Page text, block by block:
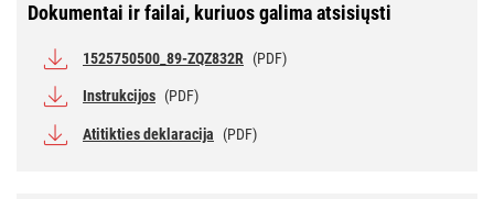
Dokumentai ir failai, kuriuos galima atsisiųsti
1525750500_89-ZQZ832R (PDF)
Instrukcijos (PDF)
Atitikties deklaracija (PDF)